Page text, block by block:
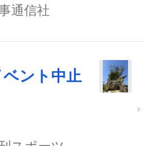
通信社
ント中止